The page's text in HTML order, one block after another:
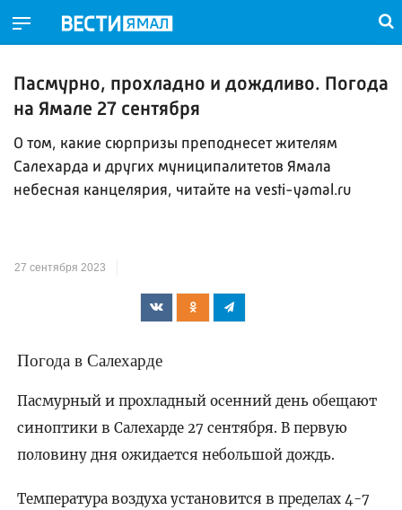
Пасмурно, прохладно и дождливо. Погода
на Ямале 27 сентября
О том, какие сюрпризы преподнесет жителям
Салехарда и других муниципалитетов Ямала
небесная канцелярия, читайте на vesti-yamal.ru
27 сентября 2023
Погода в Салехарде
Пасмурный и прохладный осенний день обещают
синоптики в Салехарде 27 сентября. В первую
половину дня ожидается небольшой дождь.
Температура воздуха установится в пределах 4-7